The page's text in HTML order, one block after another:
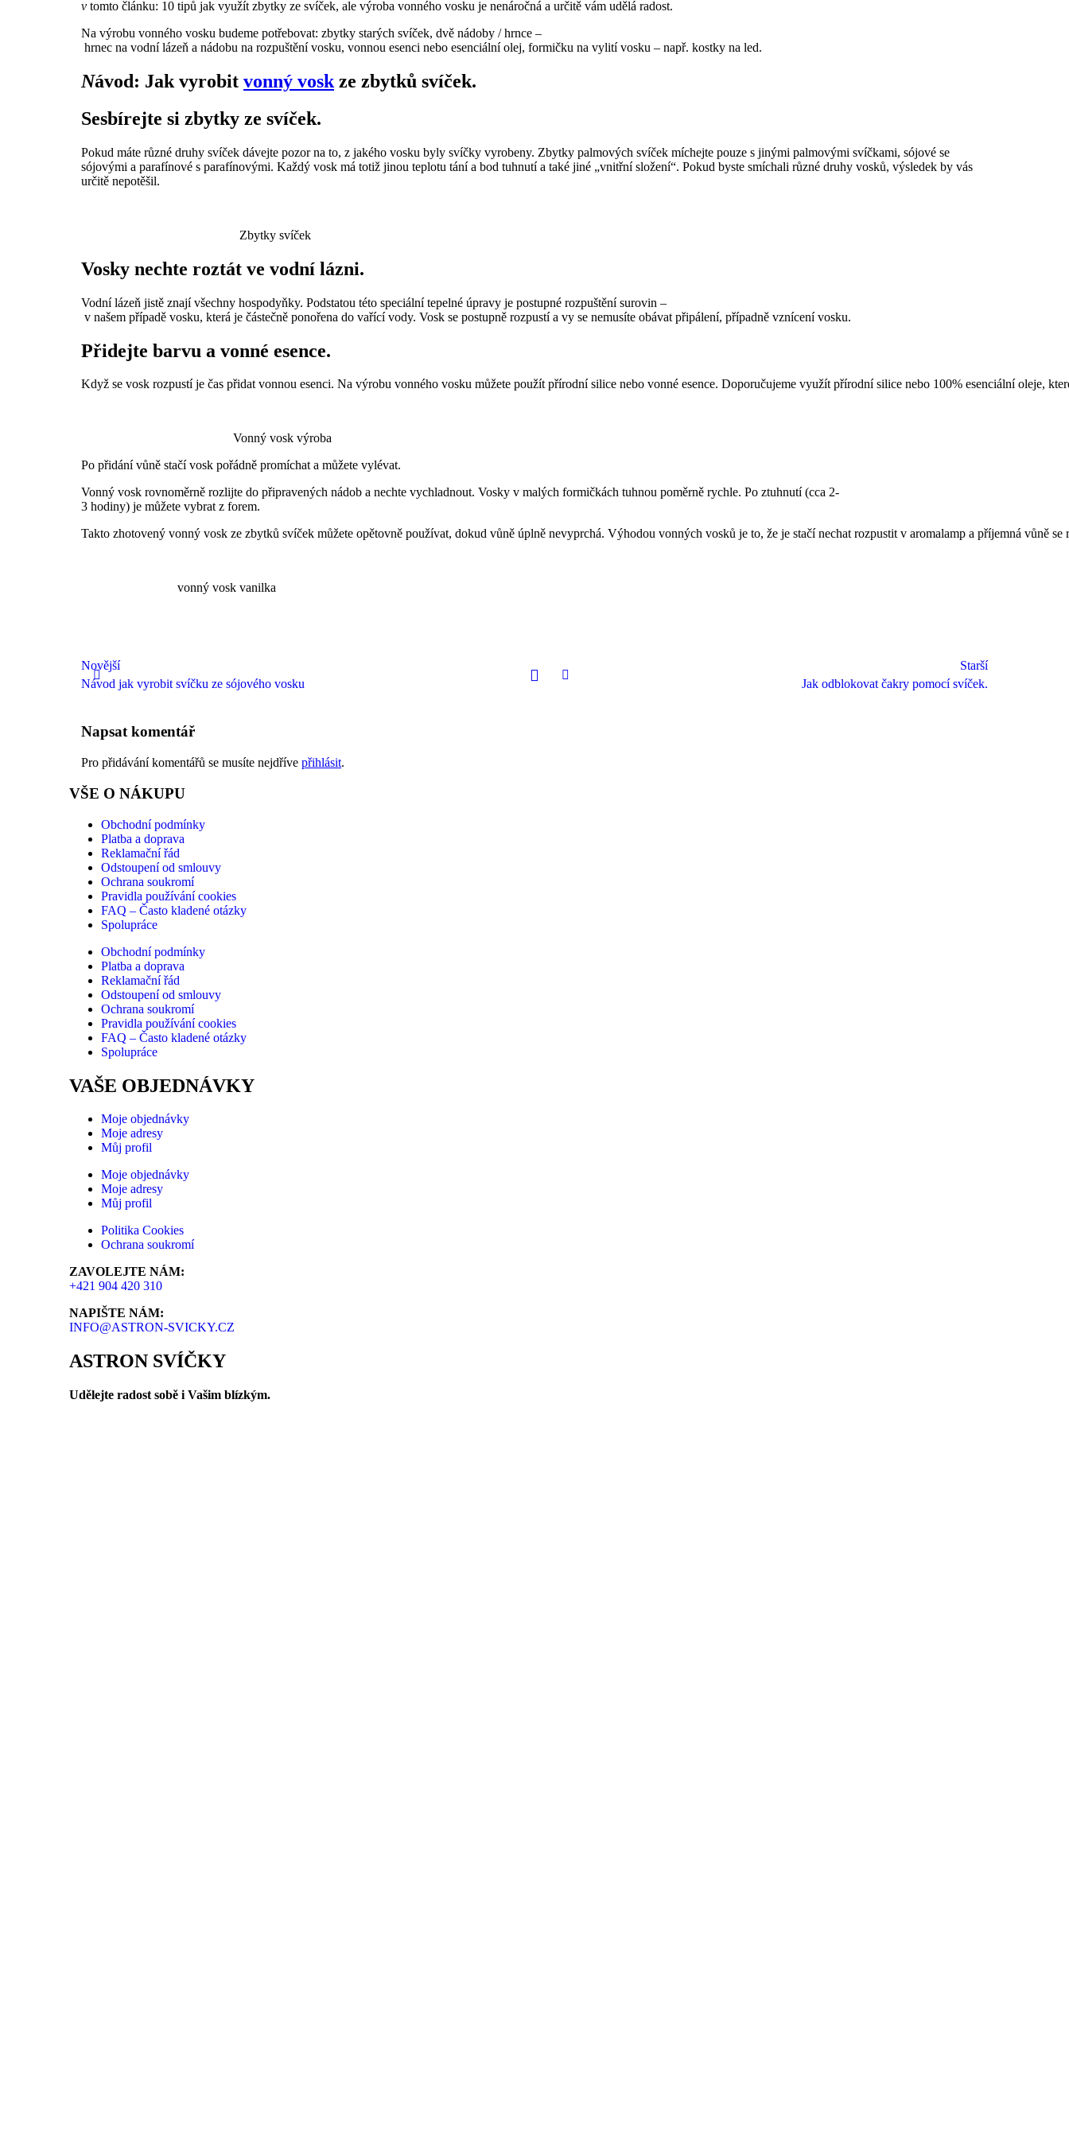
v tomto článku: 10 tipů jak využít zbytky ze svíček, ale výroba vonného vosku je nenáročná a určitě vám udělá radost.
Na výrobu vonného vosku budeme potřebovat: zbytky starých svíček, dvě nádoby / hrnce –
hrnec na vodní lázeň a nádobu na rozpuštění vosku, vonnou esenci nebo esenciální olej, formičku na vylití vosku – např. kostky na led.
Návod: Jak vyrobit vonný vosk ze zbytků svíček.
Sesbírejte si zbytky ze svíček.
Pokud máte různé druhy svíček dávejte pozor na to, z jakého vosku byly svíčky vyrobeny. Zbytky palmových svíček míchejte pouze s jinými palmovými svíčkami, sójové se
sójovými a parafínové s parafínovými. Každý vosk má totiž jinou teplotu tání a bod tuhnutí a také jiné „vnitřní složení“. Pokud byste smíchali různé druhy vosků, výsledek by vás
určitě nepotěšil.
Zbytky svíček
Vosky nechte roztát ve vodní lázni.
Vodní lázeň jistě znají všechny hospodyňky. Podstatou této speciální tepelné úpravy je postupné rozpuštění surovin –
v našem případě vosku, která je částečně ponořena do vařící vody. Vosk se postupně rozpustí a vy se nemusíte obávat připálení, případně vznícení vosku.
Přidejte barvu a vonné esence.
Když se vosk rozpustí je čas přidat vonnou esenci. Na výrobu vonného vosku můžete použít přírodní silice nebo vonné esence. Doporučujeme využít přírodní silice nebo 100% esenciální
Vonný vosk výroba
Po přidání vůně stačí vosk pořádně promíchat a můžete vylévat.
Vonný vosk rovnoměrně rozlijte do připravených nádob a nechte vychladnout. Vosky v malých formičkách tuhnou poměrně rychle. Po ztuhnutí (cca 2-
3 hodiny) je můžete vybrat z forem.
Takto zhotovený vonný vosk ze zbytků svíček můžete opětovně používat, dokud vůně úplně nevyprchá. Výhodou vonných vosků je to, že je stačí nechat rozpustit v aromalamp a příjemná vůně
vonný vosk vanilka
Novější
Návod jak vyrobit svíčku ze sójového vosku
Starší
Jak odblokovat čakry pomocí svíček.
Napsat komentář
Pro přidávání komentářů se musíte nejdříve přihlásit.
VŠE O NÁKUPU
Obchodní podmínky
Platba a doprava
Reklamační řád
Odstoupení od smlouvy
Ochrana soukromí
Pravidla používání cookies
FAQ – Často kladené otázky
Spolupráce
Obchodní podmínky
Platba a doprava
Reklamační řád
Odstoupení od smlouvy
Ochrana soukromí
Pravidla používání cookies
FAQ – Často kladené otázky
Spolupráce
VAŠE OBJEDNÁVKY
Moje objednávky
Moje adresy
Můj profil
Moje objednávky
Moje adresy
Můj profil
Politika Cookies
Ochrana soukromí
ZAVOLEJTE NÁM:
+421 904 420 310
NAPIŠTE NÁM:
INFO@ASTRON-SVICKY.CZ
ASTRON SVÍČKY
Udělejte radost sobě i Vašim blízkým.